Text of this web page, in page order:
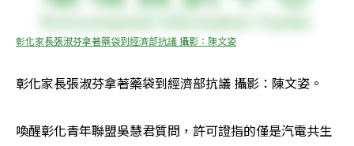
彰化家長張淑芬拿著藥袋到經濟部抗議 攝影：陳文姿
彰化家長張淑芬拿著藥袋到經濟部抗議 攝影：陳文姿。
喚醒彰化青年聯盟吳慧君質問，許可證指的僅是汽電共生